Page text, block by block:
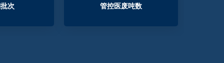
次 管控医废吨数